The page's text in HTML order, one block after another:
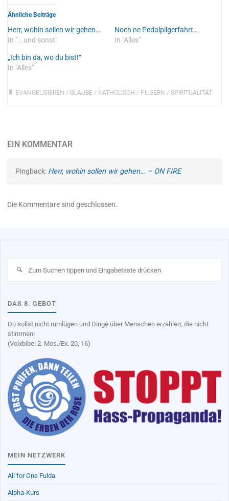
Ähnliche Beiträge
Herr, wohin sollen wir gehen…
In "...und sonst"
Noch ne Pedalpilgerfahrt…
In "Alles"
„Ich bin da, wo du bist!“
In "Alles"
EVANGELISIEREN / GLAUBE/ KATHOLISCH / PILGERN / SPIRITUALITÄT
EIN KOMMENTAR
Pingback: Herr, wohin sollen wir gehen… – ON FIRE
Die Kommentare sind geschlossen.
DAS 8. GEBOT
Du sollst nicht rumlügen und Dinge über Menschen erzählen, die nicht
stimmen!
(Volxbibel 2. Mos./Ex. 20, 16)
MEIN NETZWERK
All for One Fulda
Alpha-Kurs